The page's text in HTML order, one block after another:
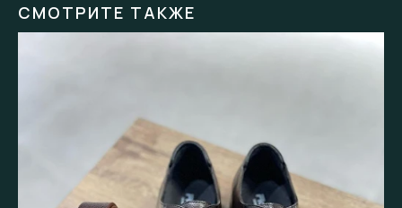
СМОТРИТЕ ТАКЖЕ